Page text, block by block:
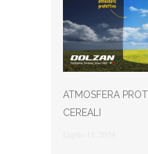
ATMOSFERA
CEREALI